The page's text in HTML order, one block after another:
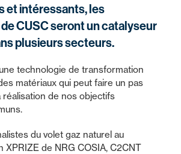
et intéressants, les
CUSC seront un catalyseur
plusieurs secteurs.
technologie de transformation
matériaux qui peut faire un pas
réalisation de nos objectifs
du volet gaz naturel au
XPRIZE de NRG COSIA, C2CNT